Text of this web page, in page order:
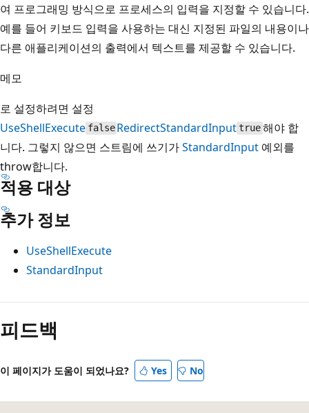
여 프로그래밍 방식으로 프로세스의 입력을 지정할 수 있습니다.
예를 들어 키보드 입력을 사용하는 대신 지정된 파일의 내용이나
다른 애플리케이션의 출력에서 텍스트를 제공할 수 있습니다.
메모
로 설정하려면 설정
UseShellExecute false RedirectStandardInputtrue해야 합
니다. 그렇지 않으면 스트림에 쓰기가StandardInput 예외를
throw합니다.
적용 대상
추가 정보
UseShellExecute
StandardInput
읽
모
사
피드백
이 페이지가 도움이 되었나요? Yes No